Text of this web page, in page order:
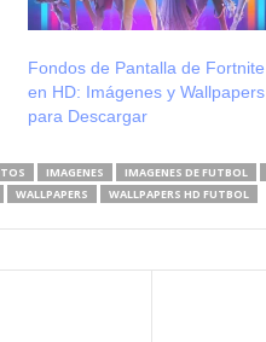
Fondos de Pantalla de Fortnite
en HD: Imágenes y Wallpapers
para Descargar
IMAGENES IMAGENES DE FUTBOL
WALLPAPERS WALLPAPERS HD FUTBOL